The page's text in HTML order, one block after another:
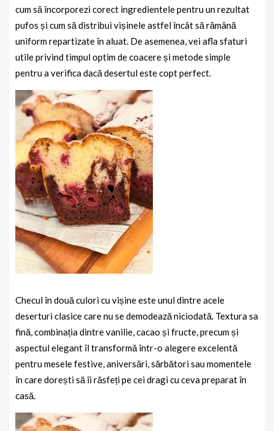
cum să încorporezi corect ingredientele pentru un rezultat
pufos și cum să distribui vișinele astfel încât să rămână
uniform repartizate în aluat. De asemenea, vei afla sfaturi
utile privind timpul optim de coacere și metode simple
pentru a verifica dacă desertul este copt perfect.
Checul în două culori cu vișine este unul dintre acele
deserturi clasice care nu se demodează niciodată. Textura sa
fină, combinația dintre vanilie, cacao și fructe, precum și
aspectul elegant îl transformă într-o alegere excelentă
pentru mesele festive, aniversări, sărbători sau momentele
în care dorești să îi răsfeți pe cei dragi cu ceva preparat în
casă.